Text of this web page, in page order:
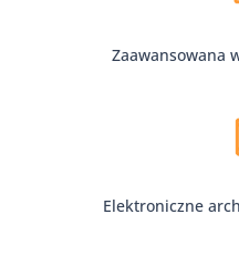
Zaawansowana
Elektroniczne